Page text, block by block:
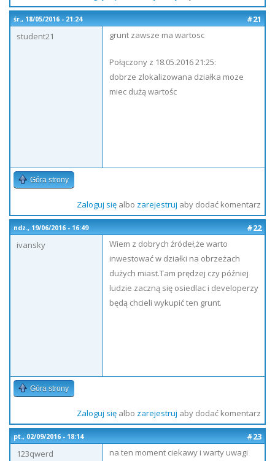
śr., 18/05/2016 - 21:24
#21
student21
grunt zawsze ma wartosc
Połączony z 18.05.2016 21:25:
dobrze zlokalizowana działka moze
miec dużą wartośc
Góra strony
Zaloguj sięalbo zarejestruj aby dodać komentarz
ndz., 19/06/2016 - 16:49
#22
ivansky
Wiem z dobrych źródeł,że warto
inwestować w działki na obrzeżach
dużych miast.Tam prędzej czy później
ludzie zaczną się osiedlac i developerzy
będą chcieli wykupić ten grunt.
Góra strony
Zaloguj sięalbo zarejestruj aby dodać komentarz
pt., 02/09/2016 - 18:14
#23
123qwerd
na ten moment ciekawy i warty uwagi